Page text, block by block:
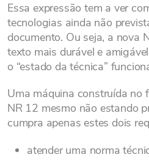
Essa expressão tem a ver
tecnologias ainda não
documento. Ou seja, a nova
texto mais durável e
o “estado da técnica”
Uma máquina construída no
NR 12 mesmo não estando
cumpra apenas estes dois
atender uma norma